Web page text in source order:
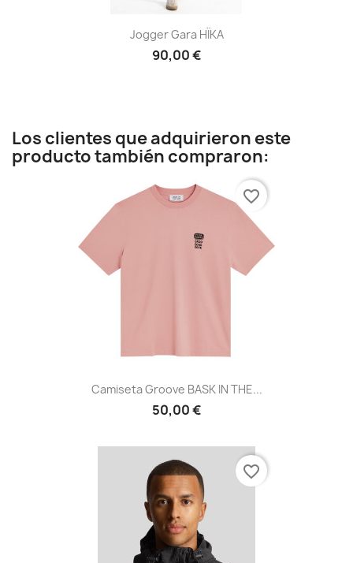
Jogger Gara HÏKA
90,00 €
Los clientes que adquirieron este
producto también compraron:
Camiseta Groove BASK IN THE...
50,00 €
favorite_border
favorite_border